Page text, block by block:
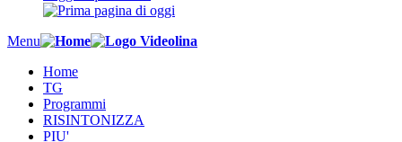
Menu
Home
TG
Programmi
RISINTONIZZA
PIU'